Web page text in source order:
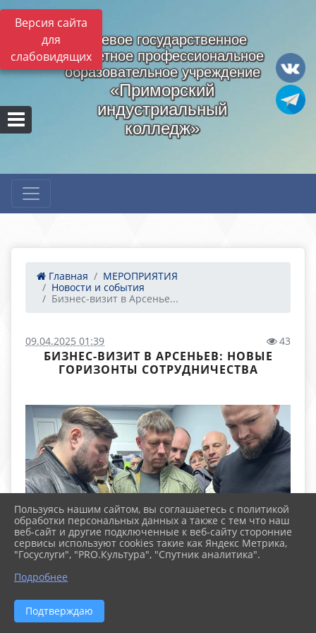
Версия сайта
для
слабовидящих
Краевое государственное
бюджетное профессиональное
образовательное учреждение
«Приморский
индустриальный
колледж»
Главная
МЕРОПРИЯТИЯ
Новости и события
Бизнес-визит в Арсенье...
09.04.2025 01:39 43
БИЗНЕС-ВИЗИТ В АРСЕНЬЕВ: НОВЫЕ
ГОРИЗОНТЫ СОТРУДНИЧЕСТВА
Пользуясь нашим сайтом, вы соглашаетесь с политикой
обработки персональных данных а также с тем что наш
веб-сайт и другие подключенные к веб-сайту сторонние
сервисы используют cookies такие как Яндекс Метрика,
"Госуслуги", "PRO.Культура", "Спутник аналитика".
Подробнее
Подтверждаю